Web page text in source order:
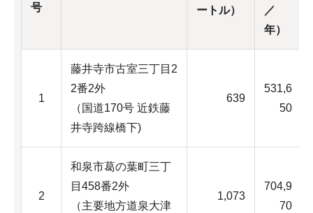
号
ートル）
／
年）
1
藤井寺市古室三丁目2
2番2外
（国道170号 近鉄藤
井寺跨線橋下)
639
531,6
50
2
和泉市葛の葉町三丁
目458番2外
（主要地方道泉大津
1,073
704,9
70